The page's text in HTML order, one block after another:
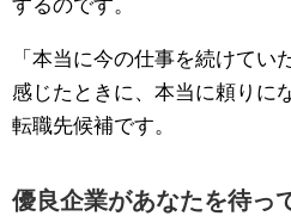
するのです。
「本当に今の仕事を続けてい
感じたときに、本当に頼りに
転職先候補です。
優良企業があなたを待っ